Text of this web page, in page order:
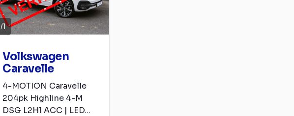
/1
Volkswagen
Caravelle
4-MOTION Caravelle
204pk Highline 4-M
DSG L2H1 ACC | LED...